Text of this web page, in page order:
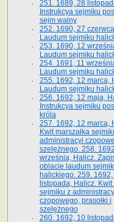
251. 1689, 28
Instrukcya sejmiku
sejm walny
252. 1690, 27
Laudum sejmiku
253. 1690, 12
Laudum sejmiku
254. 1691, 11
Laudum sejmiku
255. 1692, 12 marca,
Laudum sejmiku
256. 1692, 12 maja,
Instrukcya sejmiku
króla
257. 1692, 12 marca,
Kwit marszałka
administracyi
szelężnego. 258.
września, Halicz.
oblacie laudum
halickiego. 259. 1692,
listopada, Halicz. Kwit
sejmiku z
czopowego, prasołki i
szelężnego
260. 1692, 10